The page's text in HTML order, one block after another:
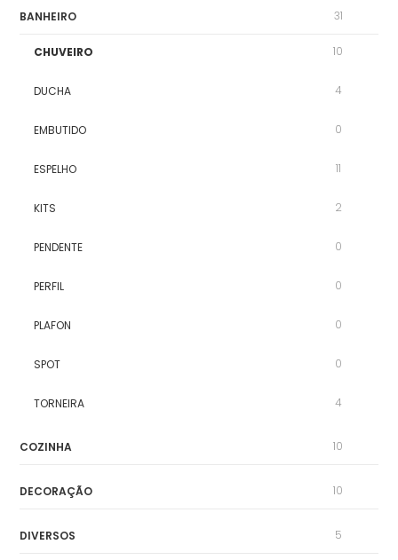
BANHEIRO 31
CHUVEIRO 10
DUCHA 4
EMBUTIDO 0
ESPELHO 11
KITS 2
PENDENTE 0
PERFIL 0
PLAFON 0
SPOT 0
TORNEIRA 4
COZINHA 10
DECORAÇÃO 10
DIVERSOS 5